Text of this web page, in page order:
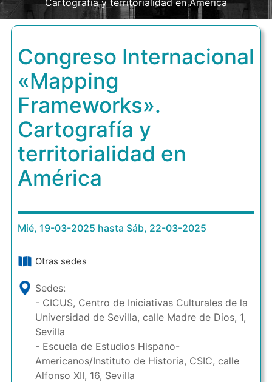
Cartografía y territorialidad en América
Congreso Internacional
«Mapping
Frameworks».
Cartografía y
territorialidad en
América
Mié, 19-03-2025 hasta Sáb, 22-03-2025
Otras sedes
Sedes:
- CICUS, Centro de Iniciativas Culturales de la
Universidad de Sevilla, calle Madre de Dios, 1,
Sevilla
- Escuela de Estudios Hispano-
Americanos/Instituto de Historia, CSIC, calle
Alfonso XII, 16, Sevilla